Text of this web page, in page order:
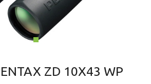
ZD 10X43 WP